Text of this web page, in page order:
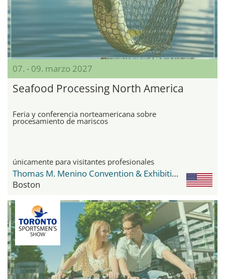
07. - 09. marzo 2027
Seafood Processing North America
Feria y conferencia norteamericana sobre
procesamiento de mariscos
únicamente para visitantes profesionales
Thomas M. Menino Convention & Exhibition Center
Boston